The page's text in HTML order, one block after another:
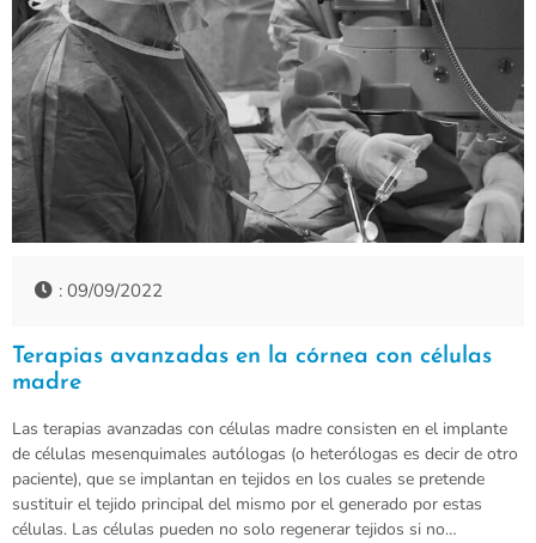
: 09/09/2022
Terapias avanzadas en la córnea con células
madre
Las terapias avanzadas con células madre consisten en el implante
de células mesenquimales autólogas (o heterólogas es decir de otro
paciente), que se implantan en tejidos en los cuales se pretende
sustituir el tejido principal del mismo por el generado por estas
células. Las células pueden no solo regenerar tejidos si no…